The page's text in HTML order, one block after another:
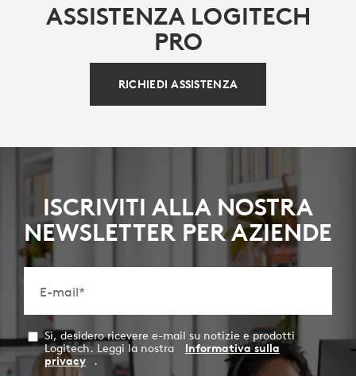
ASSISTENZA LOGITECH
PRO
RICHIEDI ASSISTENZA
ISCRIVITI ALLA NOSTRA
NEWSLETTER PER AZIENDE
E-mail*
Sì, desidero ricevere e-mail su notizie e prodotti
Logitech. Leggi la nostra
Informativa sulla
privacy
.